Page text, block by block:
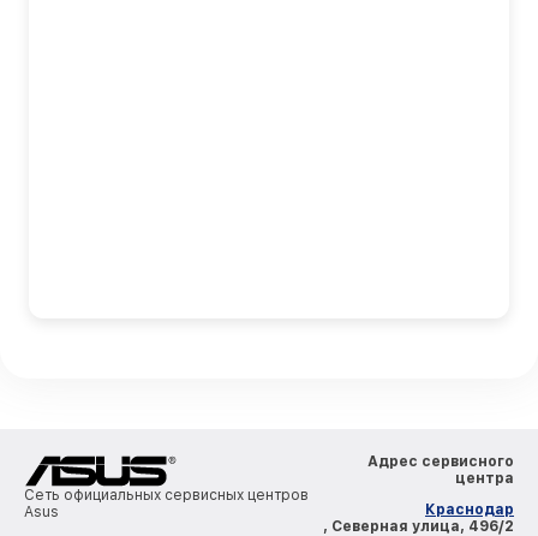
Сеть официальных сервисных центров
Asus
Адрес сервисного
центра
Краснодар
, Северная улица, 496/2